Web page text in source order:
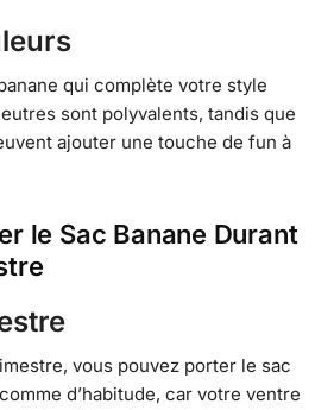
qui complète votre style
sont polyvalents, tandis que
ajouter une touche de fun à
le Sac Banane Durant
vous pouvez porter le sac
d’habitude, car votre ventre